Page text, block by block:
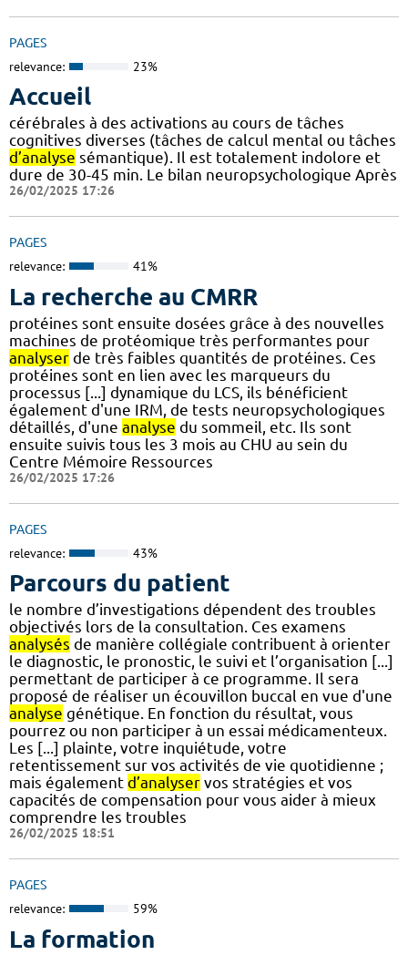
PAGES
relevance: 23%
Accueil
cérébrales à des activations au cours de tâches
cognitives diverses (tâches de calcul mental ou tâches
d’analyse sémantique). Il est totalement indolore et
dure de 30-45 min. Le bilan neuropsychologique Après
26/02/2025 17:26
PAGES
relevance: 41%
La recherche au CMRR
protéines sont ensuite dosées grâce à des nouvelles
machines de protéomique très performantes pour
analyser de très faibles quantités de protéines. Ces
protéines sont en lien avec les marqueurs du
processus [...] dynamique du LCS, ils bénéficient
également d'une IRM, de tests neuropsychologiques
détaillés, d'une analyse du sommeil, etc. Ils sont
ensuite suivis tous les 3 mois au CHU au sein du
Centre Mémoire Ressources
26/02/2025 17:26
PAGES
relevance: 43%
Parcours du patient
le nombre d’investigations dépendent des troubles
objectivés lors de la consultation. Ces examens
analysés de manière collégiale contribuent à orienter
le diagnostic, le pronostic, le suivi et l’organisation [...]
permettant de participer à ce programme. Il sera
proposé de réaliser un écouvillon buccal en vue d'une
analyse génétique. En fonction du résultat, vous
pourrez ou non participer à un essai médicamenteux.
Les [...] plainte, votre inquiétude, votre
retentissement sur vos activités de vie quotidienne ;
mais également d’analyser vos stratégies et vos
capacités de compensation pour vous aider à mieux
comprendre les troubles
26/02/2025 18:51
PAGES
relevance: 59%
La formation